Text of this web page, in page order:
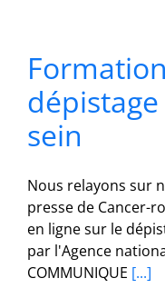
sein
Nous relayons sur
presse de Cancer-
en ligne sur le
par l'Agence
COMMUNIQUE [...]